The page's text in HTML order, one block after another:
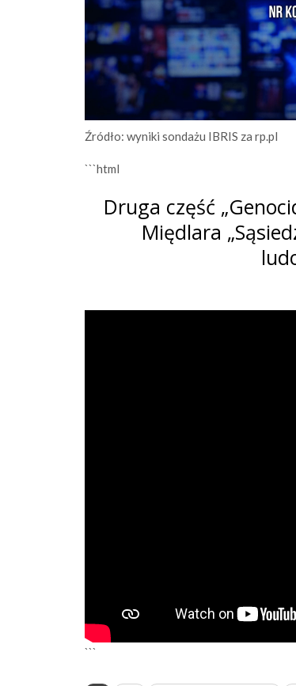
Źródło: wyniki sondażu IBRIS za rp.pl
```html
Druga część
Międlara
```